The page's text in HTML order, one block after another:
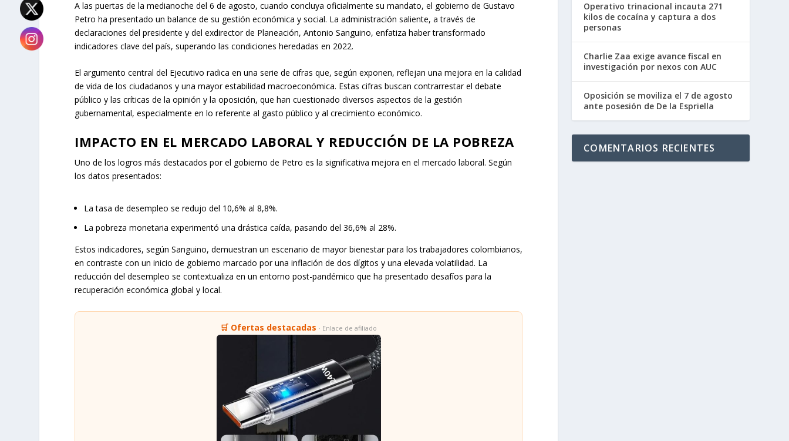
A las puertas de la medianoche del 6 de agosto, cuando concluya oficialmente su mandato, el gobierno de Gustavo
Petro ha presentado un balance de su gestión económica y social. La administración saliente, a través de
declaraciones del presidente y del exdirector de Planeación, Antonio Sanguino, enfatiza haber transformado
indicadores clave del país, superando las condiciones heredadas en 2022.
El argumento central del Ejecutivo radica en una serie de cifras que, según exponen, reflejan una mejora en la calidad
de vida de los ciudadanos y una mayor estabilidad macroeconómica. Estas cifras buscan contrarrestar el debate
público y las críticas de la opinión y la oposición, que han cuestionado diversos aspectos de la gestión
gubernamental, especialmente en lo referente al gasto público y al crecimiento económico.
IMPACTO EN EL MERCADO LABORAL Y REDUCCIÓN DE LA POBREZA
Uno de los logros más destacados por el gobierno de Petro es la significativa mejora en el mercado laboral. Según
los datos presentados:
La tasa de desempleo se redujo del 10,6% al 8,8%.
La pobreza monetaria experimentó una drástica caída, pasando del 36,6% al 28%.
Estos indicadores, según Sanguino, demuestran un escenario de mayor bienestar para los trabajadores colombianos,
en contraste con un inicio de gobierno marcado por una inflación de dos dígitos y una elevada volatilidad. La
reducción del desempleo se contextualiza en un entorno post-pandémico que ha presentado desafíos para la
recuperación económica global y local.
🛒 Ofertas destacadas · Enlace de afiliado
Operativo trinacional incauta 271
kilos de cocaína y captura a dos
personas
Charlie Zaa exige avance fiscal en
investigación por nexos con AUC
Oposición se moviliza el 7 de agosto
ante posesión de De la Espriella
COMENTARIOS RECIENTES